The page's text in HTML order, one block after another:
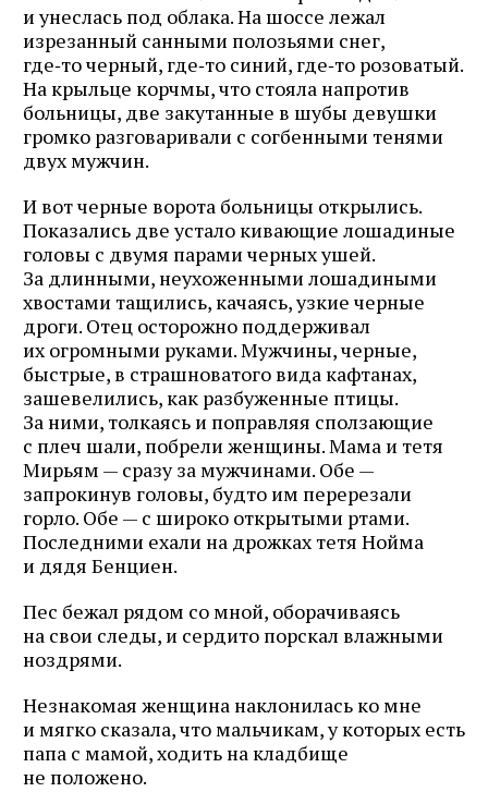
и унеслась под облака. На шоссе лежал
изрезанный санными полозьями снег,
где‑то черный, где‑то синий, где‑то розоватый.
На крыльце корчмы, что стояла напротив
больницы, две закутанные в шубы девушки
громко разговаривали с согбенными тенями
двух мужчин.
И вот черные ворота больницы открылись.
Показались две устало кивающие лошадиные
головы с двумя парами черных ушей.
За длинными, неухоженными лошадиными
хвостами тащились, качаясь, узкие черные
дроги. Отец осторожно поддерживал
их огромными руками. Мужчины, черные,
быстрые, в страшноватого вида кафтанах,
зашевелились, как разбуженные птицы.
За ними, толкаясь и поправляя сползающие
с плеч шали, побрели женщины. Мама и тетя
Мирьям — сразу за мужчинами. Обе —
запрокинув головы, будто им перерезали
горло. Обе — с широко открытыми ртами.
Последними ехали на дрожках тетя Нойма
и дядя Бенциен.
Пес бежал рядом со мной, оборачиваясь
на свои следы, и сердито порскал влажными
ноздрями.
Незнакомая женщина наклонилась ко мне
и мягко сказала, что мальчикам, у которых есть
папа с мамой, ходить на кладбище
не положено.